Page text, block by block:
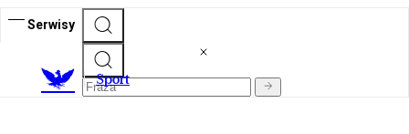
Serwisy
Sport